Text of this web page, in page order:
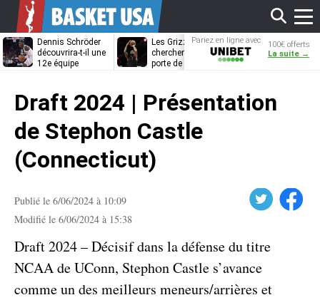
Dennis Schröder
découvrira-t-il une
12e équipe
Les Grizzlies
cherchent déjà une
porte de sortie
Dwane Casey
bientôt coach
Pariez en ligne avec
Unibet
100€ offerts
La suite →
Draft 2024 | Présentation
de Stephon Castle
(Connecticut)
Publié le 6/06/2024 à 10:09
Modifié le 6/06/2024 à 15:38
Facebook
Draft 2024 – Décisif dans la défense du titre
NCAA de UConn, Stephon Castle s’avance
comme un des meilleurs meneurs/arrières et